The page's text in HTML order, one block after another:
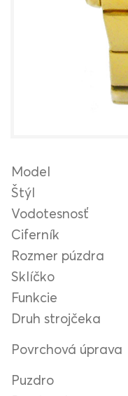
Model
Štýl
Vodotesnosť
Ciferník
Rozmer púzdra
Sklíčko
Funkcie
Druh strojčeka
Povrchová úprava
Puzdro